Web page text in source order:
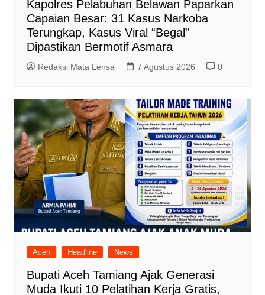
Kapolres Pelabuhan Belawan Paparkan
Capaian Besar: 31 Kasus Narkoba
Terungkap, Kasus Viral “Begal”
Dipastikan Bermotif Asmara
Redaksi Mata Lensa 7 Agustus 2026 0
Aceh Headline News
Bupati Aceh Tamiang Ajak Generasi
Muda Ikuti 10 Pelatihan Kerja Gratis,